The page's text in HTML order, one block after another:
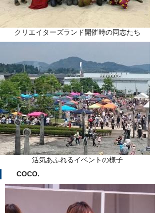
クリエイターズランド開催時の同志たち
活気あふれるイベントの様子
COCO.